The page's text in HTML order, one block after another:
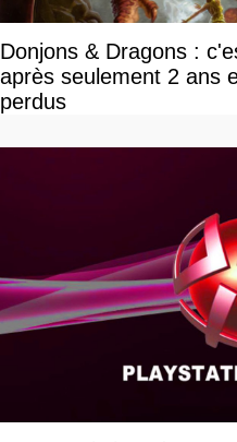
Donjons & Dragons :
après seulement 2 ans
perdus